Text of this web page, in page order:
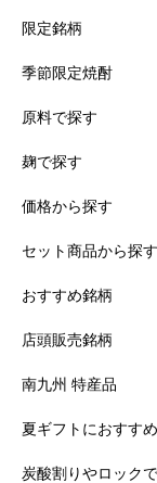
限定銘柄
季節限定焼酎
原料で探す
麹で探す
価格から探す
セット商品から探す
おすすめ銘柄
店頭販売銘柄
南九州 特産品
夏ギフトにおすす
炭酸割りやロック